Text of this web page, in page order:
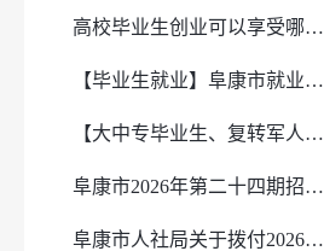
高校毕业生创业可以享受哪些税收优惠政策呢？
【毕业生就业】阜康市就业见习基地申报认定管理与见习人员组织管理流程
【大中专毕业生、复转军人、能人创业】关于阜康市康乾街创业孵化基地招商的通知
阜康市2026年第二十四期招聘信息
阜康市人社局关于拨付2026年第13批中央财政就业补助资金的公示